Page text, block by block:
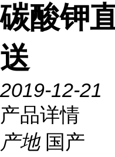
碳酸钾
送
2019-12-21
产品详情
产地 国产